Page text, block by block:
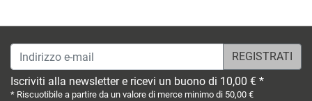
Indirizzo e-mail
Iscriviti alla newsletter e ricevi un buono di 10,00 € *
* Riscuotibile a partire da un valore di merce minimo di 50,00 €